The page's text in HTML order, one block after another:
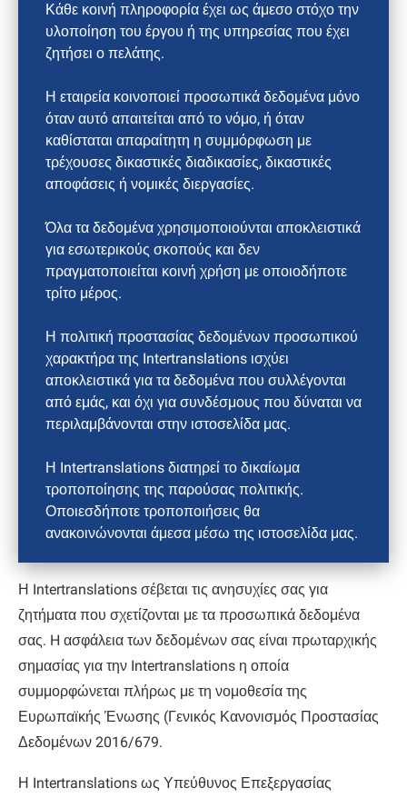
Κάθε κοινή πληροφορία έχει ως άμεσο στόχο την
υλοποίηση του έργου ή της υπηρεσίας που έχει
ζητήσει ο πελάτης.
Η εταιρεία κοινοποιεί προσωπικά δεδομένα μόνο
όταν αυτό απαιτείται από το νόμο, ή όταν
καθίσταται απαραίτητη η συμμόρφωση με
τρέχουσες δικαστικές διαδικασίες, δικαστικές
αποφάσεις ή νομικές διεργασίες.
Όλα τα δεδομένα χρησιμοποιούνται αποκλειστικά
για εσωτερικούς σκοπούς και δεν
πραγματοποιείται κοινή χρήση με οποιοδήποτε
τρίτο μέρος.
Η πολιτική προστασίας δεδομένων προσωπικού
χαρακτήρα της Intertranslations ισχύει
αποκλειστικά για τα δεδομένα που συλλέγονται
από εμάς, και όχι για συνδέσμους που δύναται να
περιλαμβάνονται στην ιστοσελίδα μας.
Η Intertranslations διατηρεί το δικαίωμα
τροποποίησης της παρούσας πολιτικής.
Οποιεσδήποτε τροποποιήσεις θα
ανακοινώνονται άμεσα μέσω της ιστοσελίδα μας.
Η Intertranslations σέβεται τις ανησυχίες σας για
ζητήματα που σχετίζονται με τα προσωπικά δεδομένα
σας. H ασφάλεια των δεδομένων σας είναι πρωταρχικής
σημασίας για την Intertranslations η οποία
συμμορφώνεται πλήρως με τη νομοθεσία της
Ευρωπαϊκής Ένωσης (Γενικός Κανονισμός Προστασίας
Δεδομένων 2016/679.
Η Intertranslations ως Υπεύθυνος Επεξεργασίας